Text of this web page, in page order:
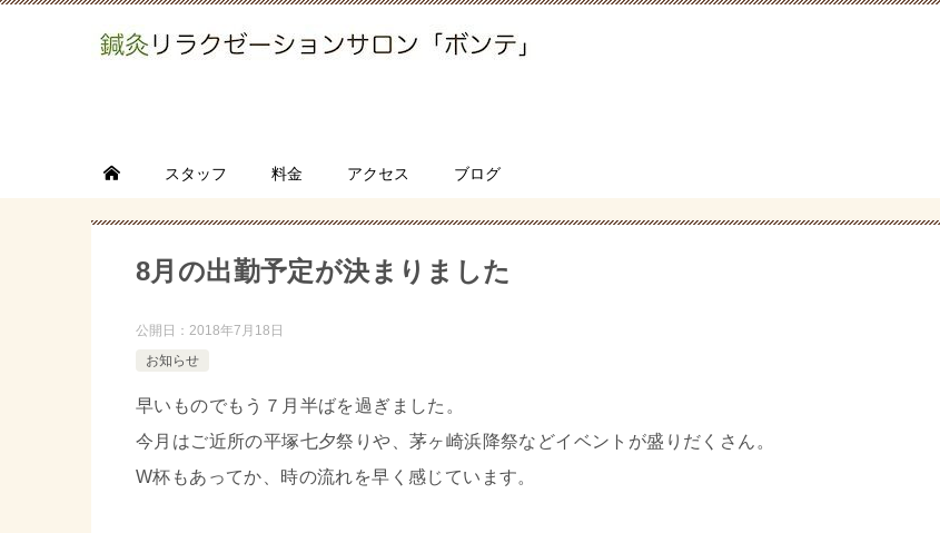
スタッフ 料金 アクセス ブログ
8月の出勤予定が決まりました
公開日： 2018年7月18日
お知らせ
早いものでもう７月半ばを過ぎました。
今月はご近所の平塚七夕祭りや、茅ヶ崎浜降祭などイベントが盛りだくさん。
W杯もあってか、時の流れを早く感じています。